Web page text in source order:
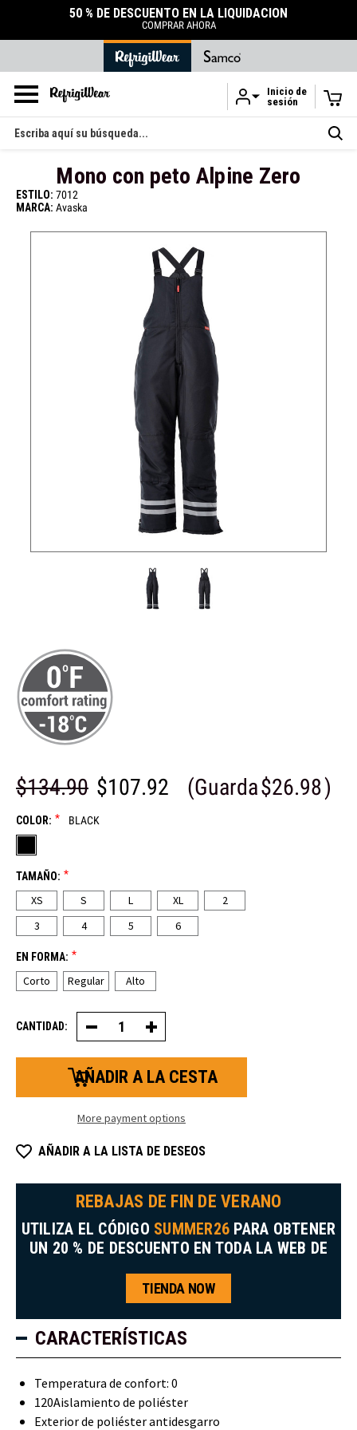
Ir al contenido principal
50 % DE DESCUENTO EN LA LIQUIDACIÓN
COMPRAR AHORA
Inicio de
sesión
Buscar
en
Mono con peto Alpine Zero
ESTILO: 7012
MARCA: Avaska
$134.90 $107.92 (Guarda$26.98)
COLOR: * BLACK
TAMAÑO: *
XS S L XL
2
3
4 5 6
EN FORMA: *
Corto Regular Alto
CANTIDAD: Disminuir
la
cantidad
de
Alpine
Bib
Aumentar
la
cantidad
Alpine
Bib
More payment options
AÑADIR A LA LISTA DE DESEOS
REBAJAS DE FIN DE VERANO
UTILIZA EL CÓDIGO SUMMER26 PARA OBTENER
UN 20 % DE DESCUENTO EN TODA LA WEB DE
TIENDA NOW
CARACTERÍSTICAS
Temperatura de confort: 0
120Aislamiento de poliéster
Exterior de poliéster antidesgarro